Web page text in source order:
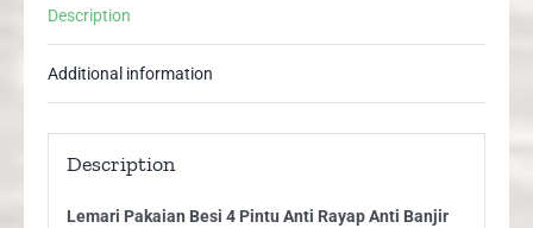
AKL
Description
Additional information
Description
Lemari Pakaian Besi 4 Pintu Anti Rayap Anti Banjir